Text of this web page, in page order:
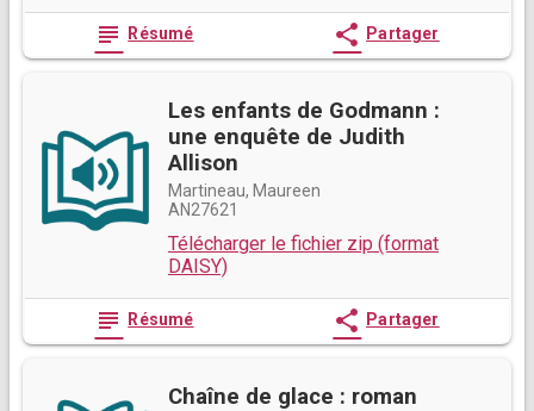
subject Résumé share Partager
Les enfants de Godmann :
une enquête de Judith
Allison
Martineau, Maureen
AN27621
Télécharger le fichier zip (format
DAISY)
subject Résumé share Partager
Chaîne de glace : roman